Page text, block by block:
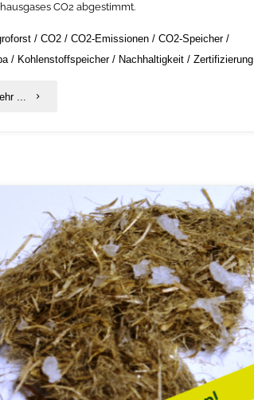
CO2 abgestimmt.
/CO2 /CO2-Emissionen /CO2-Speicher/
/ Kohlenstoffspeicher/ Nachhaltigkeit /Zertifizierung
... "EU-
zur
Klimaneutralität
beitragen"